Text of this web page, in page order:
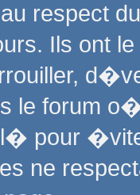
respect
Ils ont
le forum
pour
ne